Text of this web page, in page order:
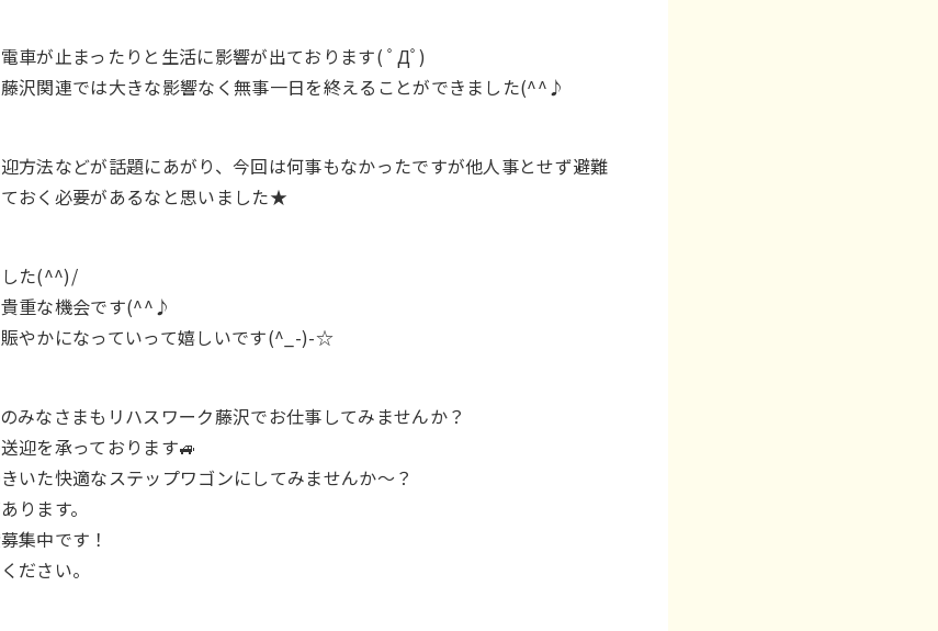
車が止まったりと生活に影響が出ております( ﾟДﾟ)
沢関連では大きな影響なく無事一日を終えることができました(^^♪
方法などが話題にあがり、今回は何事もなかったですが他人事とせず避難
おく必要があるなと思いました★
した(^^)/
重な機会です(^^♪
やかになっていって嬉しいです(^_-)-☆
みなさまもリハスワーク藤沢でお仕事してみませんか？
迎を承っております🚙
いた快適なステップワゴンにしてみませんか～？
ります。
集中です！
ださい。